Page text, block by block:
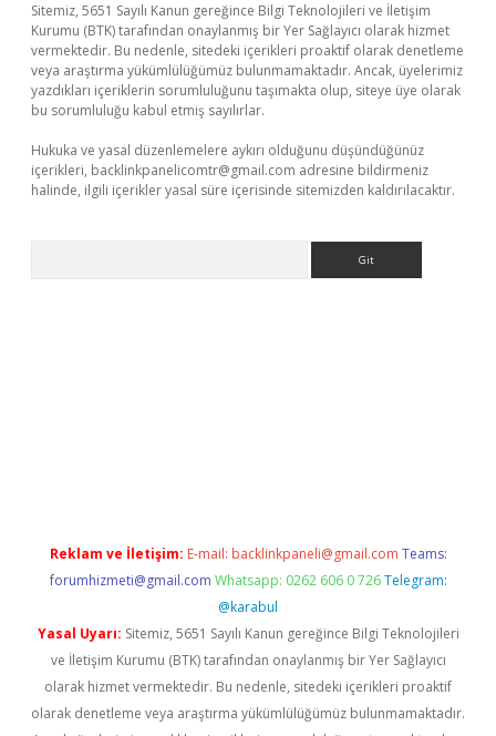
Sitemiz, 5651 Sayılı Kanun gereğince Bilgi Teknolojileri ve İletişim
Kurumu (BTK) tarafından onaylanmış bir Yer Sağlayıcı olarak hizmet
vermektedir. Bu nedenle, sitedeki içerikleri proaktif olarak denetleme
veya araştırma yükümlülüğümüz bulunmamaktadır. Ancak, üyelerimiz
yazdıkları içeriklerin sorumluluğunu taşımakta olup, siteye üye olarak
bu sorumluluğu kabul etmiş sayılırlar.
Hukuka ve yasal düzenlemelere aykırı olduğunu düşündüğünüz
içerikleri, backlinkpanelicomtr@gmail.com adresine bildirmeniz
halinde, ilgili içerikler yasal süre içerisinde sitemizden kaldırılacaktır.
Reklam ve İletişim: E-mail: backlinkpaneli@gmail.com Teams:
forumhizmeti@gmail.com Whatsapp: 0262 606 0 726 Telegram:
@karabul
Yasal Uyarı: Sitemiz, 5651 Sayılı Kanun gereğince Bilgi Teknolojileri
ve İletişim Kurumu (BTK) tarafından onaylanmış bir Yer Sağlayıcı
olarak hizmet vermektedir. Bu nedenle, sitedeki içerikleri proaktif
olarak denetleme veya araştırma yükümlülüğümüz bulunmamaktadır.